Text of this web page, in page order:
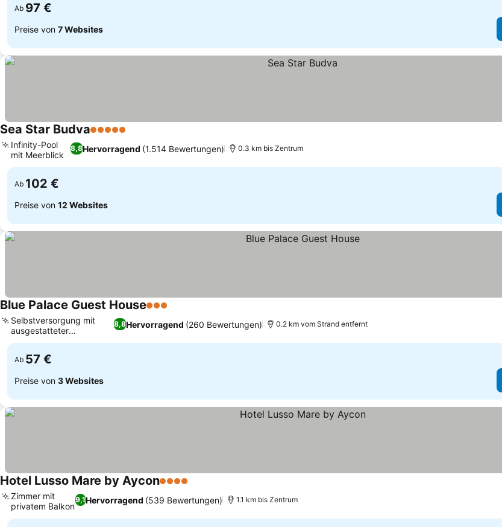
Ab 97 €
Preise von 7 Websites
Sea Star Budva5 Sterne
8,8Hervorragend (1.514 Bewertungen)
Infinity-Pool
mit Meerblick
0.3 km bis Zentrum
Ab 102 €
Preise von 12 Websites
Blue Palace Guest House3 Sterne
8,8Hervorragend (260 Bewertungen)
Selbstversorgung mit
ausgestatteter
Küchenzeile
0.2 km vom Strand entfernt
Ab 57 €
Preise von 3 Websites
Hotel Lusso Mare by Aycon4 Sterne
9,1Hervorragend (539 Bewertungen)
Zimmer mit
privatem Balkon
1.1 km bis Zentrum